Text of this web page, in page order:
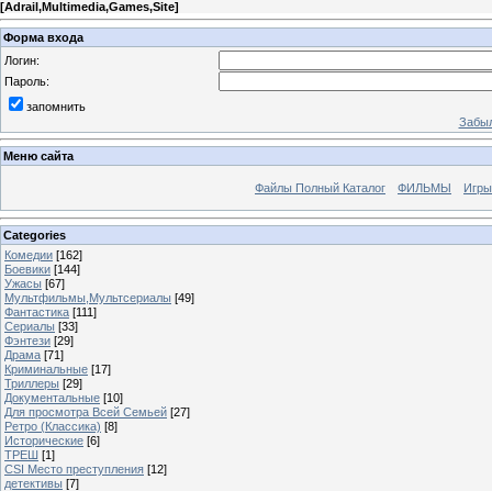
[Adrail,Multimedia,Games,Site]
Форма входа
Логин:
Пароль:
запомнить
Меню сайта
Файлы Полный Каталог ФИЛЬМЫ
Categories
Комедии [162]
Боевики [144]
Ужасы [67]
Мультфильмы,Мультсериалы [49]
Фантастика [111]
Сериалы [33]
Фэнтези [29]
Драма [71]
Криминальные [17]
Триллеры [29]
Документальные [10]
Для просмотра Всей Семьей [27]
Ретро (Классика) [8]
Исторические [6]
ТРЕШ [1]
CSI Место преступления [12]
детективы [7]